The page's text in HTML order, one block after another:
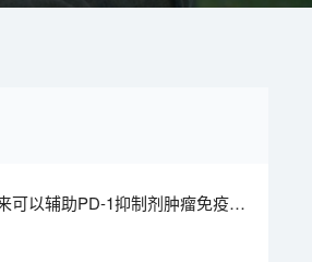
可以辅助PD-1抑制剂肿瘤免疫治